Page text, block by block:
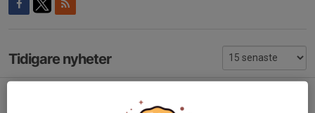
Tidigare nyheter